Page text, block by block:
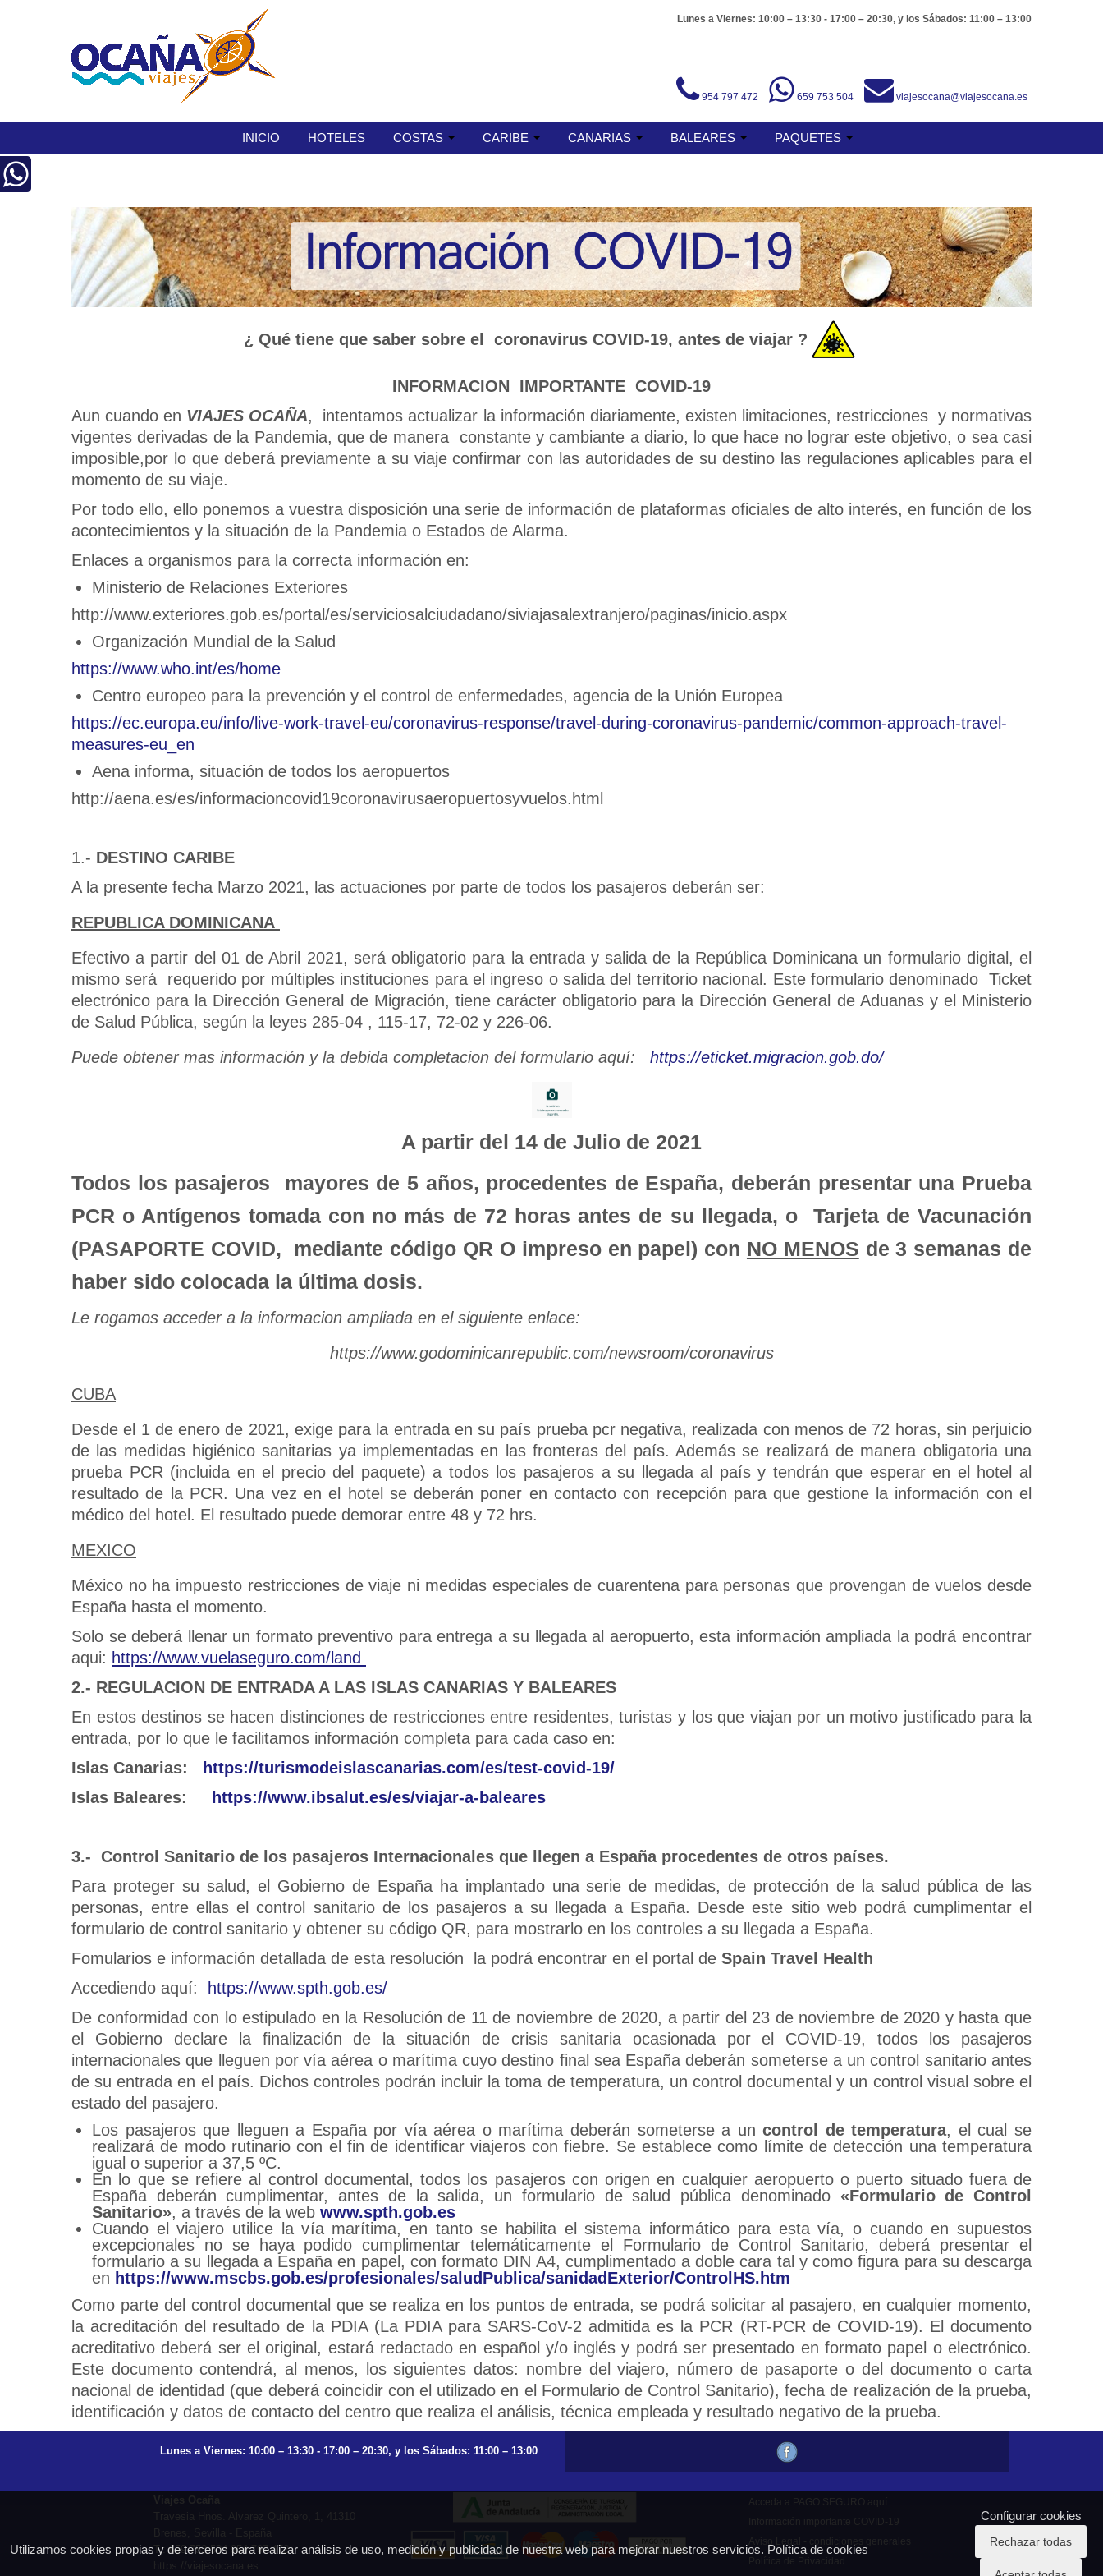
Lunes a Viernes: 10:00 – 13:30 - 17:00 – 20:30, y los Sábados: 11:00 – 13:00
954 797 472 659 753 504 viajesocana@viajesocana.es
INICIO HOTELES COSTAS CARIBE CANARIAS BALEARES PAQUETES
Utilizamos cookies propias y de terceros para realizar análisis de uso, medición y publicidad de nuestra web para mejorar nuestros servicios. Política de cookies
Configurar cookies
Rechazar todas
¿ Qué tiene que saber sobre el coronavirus COVID-19, antes de viajar ?
INFORMACION IMPORTANTE COVID-19
Aun cuando en VIAJES OCAÑA, intentamos actualizar la información diariamente, existen limitaciones, restricciones y normativas
vigentes derivadas de la Pandemia, que de manera constante y cambiante a diario, lo que hace no lograr este objetivo, o sea casi
imposible,por lo que deberá previamente a su viaje confirmar con las autoridades de su destino las regulaciones aplicables para el
momento de su viaje.
Por todo ello, ello ponemos a vuestra disposición una serie de información de plataformas oficiales de alto interés, en función de los
acontecimientos y la situación de la Pandemia o Estados de Alarma.
Enlaces a organismos para la correcta información en:
Ministerio de Relaciones Exteriores
http://www.exteriores.gob.es/portal/es/serviciosalciudadano/siviajasalextranjero/paginas/inicio.aspx
Organización Mundial de la Salud
https://www.who.int/es/home
Centro europeo para la prevención y el control de enfermedades, agencia de la Unión Europea
https://ec.europa.eu/info/live-work-travel-eu/coronavirus-response/travel-during-coronavirus-pandemic/common-approach-travel-
measures-eu_en
Aena informa, situación de todos los aeropuertos
http://aena.es/es/informacioncovid19coronavirusaeropuertosyvuelos.html
1.- DESTINO CARIBE
A la presente fecha Marzo 2021, las actuaciones por parte de todos los pasajeros deberán ser:
REPUBLICA DOMINICANA
Efectivo a partir del 01 de Abril 2021, será obligatorio para la entrada y salida de la República Dominicana un formulario digital, el
mismo será requerido por múltiples instituciones para el ingreso o salida del territorio nacional. Este formulario denominado Ticket
electrónico para la Dirección General de Migración, tiene carácter obligatorio para la Dirección General de Aduanas y el Ministerio
de Salud Pública, según la leyes 285-04 , 115-17, 72-02 y 226-06.
Puede obtener mas información y la debida completacion del formulario aquí: https://eticket.migracion.gob.do/
A partir del 14 de Julio de 2021
Todos los pasajeros mayores de 5 años, procedentes de España, deberán presentar una Prueba
PCR o Antígenos tomada con no más de 72 horas antes de su llegada, o Tarjeta de Vacunación
(PASAPORTE COVID, mediante código QR O impreso en papel) con NO MENOS de 3 semanas de
haber sido colocada la última dosis.
Le rogamos acceder a la informacion ampliada en el siguiente enlace:
https://www.godominicanrepublic.com/newsroom/coronavirus
CUBA
Desde el 1 de enero de 2021, exige para la entrada en su país prueba pcr negativa, realizada con menos de 72 horas, sin perjuicio
de las medidas higiénico sanitarias ya implementadas en las fronteras del país. Además se realizará de manera obligatoria una
prueba PCR (incluida en el precio del paquete) a todos los pasajeros a su llegada al país y tendrán que esperar en el hotel al
resultado de la PCR. Una vez en el hotel se deberán poner en contacto con recepción para que gestione la información con el
médico del hotel. El resultado puede demorar entre 48 y 72 hrs.
MEXICO
México no ha impuesto restricciones de viaje ni medidas especiales de cuarentena para personas que provengan de vuelos desde
España hasta el momento.
Solo se deberá llenar un formato preventivo para entrega a su llegada al aeropuerto, esta información ampliada la podrá encontrar
aqui: https://www.vuelaseguro.com/land
2.- REGULACION DE ENTRADA A LAS ISLAS CANARIAS Y BALEARES
En estos destinos se hacen distinciones de restricciones entre residentes, turistas y los que viajan por un motivo justificado para la
entrada, por lo que le facilitamos información completa para cada caso en:
Islas Canarias: https://turismodeislascanarias.com/es/test-covid-19/
Islas Baleares: https://www.ibsalut.es/es/viajar-a-baleares
3.- Control Sanitario de los pasajeros Internacionales que llegen a España procedentes de otros países.
Para proteger su salud, el Gobierno de España ha implantado una serie de medidas, de protección de la salud pública de las
personas, entre ellas el control sanitario de los pasajeros a su llegada a España. Desde este sitio web podrá cumplimentar el
formulario de control sanitario y obtener su código QR, para mostrarlo en los controles a su llegada a España.
Fomularios e información detallada de esta resolución la podrá encontrar en el portal de Spain Travel Health
Accediendo aquí: https://www.spth.gob.es/
De conformidad con lo estipulado en la Resolución de 11 de noviembre de 2020, a partir del 23 de noviembre de 2020 y hasta que
el Gobierno declare la finalización de la situación de crisis sanitaria ocasionada por el COVID-19, todos los pasajeros
internacionales que lleguen por vía aérea o marítima cuyo destino final sea España deberán someterse a un control sanitario antes
de su entrada en el país. Dichos controles podrán incluir la toma de temperatura, un control documental y un control visual sobre el
estado del pasajero.
Los pasajeros que lleguen a España por vía aérea o marítima deberán someterse a uncontrol de temperatura, el cual se
realizará de modo rutinario con el fin de identificar viajeros con fiebre. Se establece como límite de detección una temperatura
igual o superior a 37,5 ºC.
En lo que se refiere al control documental, todos los pasajeros con origen en cualquier aeropuerto o puerto situado fuera de
España deberán cumplimentar, antes de la salida, un formulario de salud pública denominado «Formulario de Control
Sanitario», a través de la web www.spth.gob.es
Cuando el viajero utilice la vía marítima, en tanto se habilita el sistema informático para esta vía, o cuando en supuestos
excepcionales no se haya podido cumplimentar telemáticamente el Formulario de Control Sanitario, deberá presentar el
formulario a su llegada a España en papel, con formato DIN A4, cumplimentado a doble cara tal y como figura para su descarga
en https://www.mscbs.gob.es/profesionales/saludPublica/sanidadExterior/ControlHS.htm
Como parte del control documental que se realiza en los puntos de entrada, se podrá solicitar al pasajero, en cualquier momento,
la acreditación del resultado de la PDIA (La PDIA para SARS-CoV-2 admitida es la PCR (RT-PCR de COVID-19). El documento
acreditativo deberá ser el original, estará redactado en español y/o inglés y podrá ser presentado en formato papel o electrónico.
Este documento contendrá, al menos, los siguientes datos: nombre del viajero, número de pasaporte o del documento o carta
nacional de identidad (que deberá coincidir con el utilizado en el Formulario de Control Sanitario), fecha de realización de la prueba,
identificación y datos de contacto del centro que realiza el análisis, técnica empleada y resultado negativo de la prueba.
Lunes a Viernes: 10:00 – 13:30 - 17:00 – 20:30, y los Sábados: 11:00 – 13:00
T.: 659 753 504 954 797 472